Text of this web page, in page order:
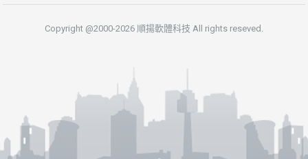
Copyright @2000-2026 順揚軟體科技 All rights reseved.